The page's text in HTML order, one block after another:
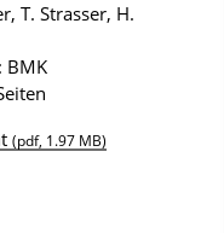
T. Strasser, H.
BMK
(pdf, 1.97 MB)